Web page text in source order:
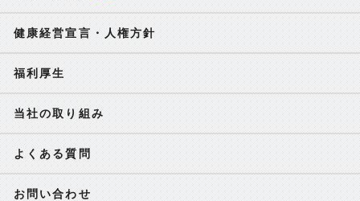
健康経営宣言・人権方針
福利厚生
当社の取り組み
よくある質問
お問い合わせ